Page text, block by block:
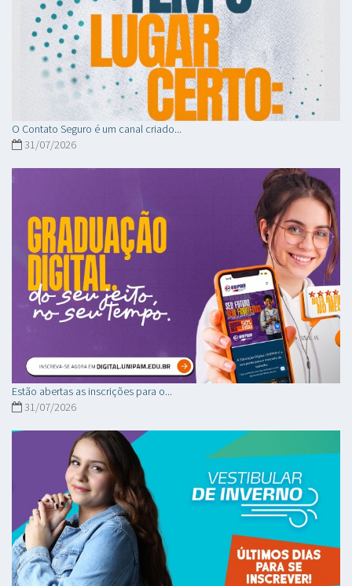
O Contato Seguro é um canal criado...
31/07/2026
Estão abertas as inscrições para o...
31/07/2026